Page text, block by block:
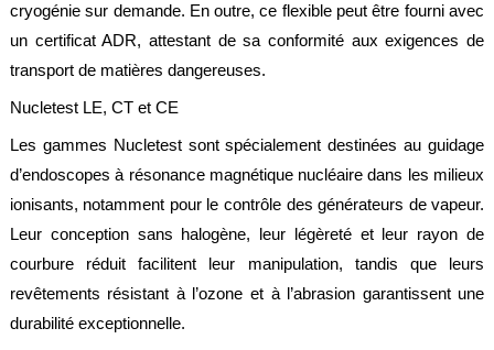
cryogénie sur demande. En outre, ce flexible peut être fourni avec
un certificat ADR, attestant de sa conformité aux exigences de
transport de matières dangereuses.
Nucletest LE, CT et CE
Les gammes Nucletest sont spécialement destinées au guidage
d’endoscopes à résonance magnétique nucléaire dans les milieux
ionisants, notamment pour le contrôle des générateurs de vapeur.
Leur conception sans halogène, leur légèreté et leur rayon de
courbure réduit facilitent leur manipulation, tandis que leurs
revêtements résistant à l’ozone et à l’abrasion garantissent une
durabilité exceptionnelle.